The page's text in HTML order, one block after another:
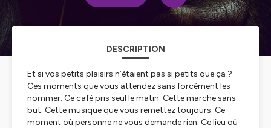
DESCRIPTION
Et si vos petits plaisirs n’étaient pas si petits que ça ?
Ces moments que vous attendez sans forcément les
nommer. Ce café pris seul le matin. Cette marche sans
but. Cette musique que vous remettez toujours. Ce
moment où personne ne vous demande rien. Ce lieu où